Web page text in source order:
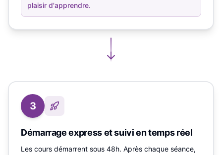
plaisir d'apprendre.
3
Démarrage express et suivi en temps réel
Les cours démarrent sous 48h. Après chaque séance,